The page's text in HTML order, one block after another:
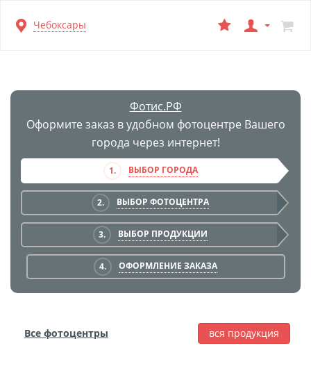
Перейти
к
Чебоксары
Фотис.РФ
Оформите заказ в удобном фотоцентре Вашего
города через интернет!
1. ВЫБОР ГОРОДА
2. ВЫБОР ФОТОЦЕНТРА
3. ВЫБОР ПРОДУКЦИИ
4. ОФОРМЛЕНИЕ ЗАКАЗА
Все фотоцентры
вся продукция